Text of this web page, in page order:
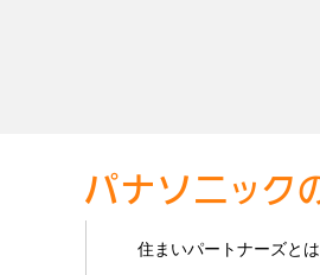
住まいパートナーズとは